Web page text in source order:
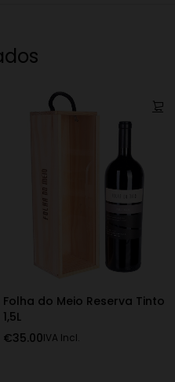
Folha do Meio Reserva Tinto
1,5L
€35.00IVA Incl.